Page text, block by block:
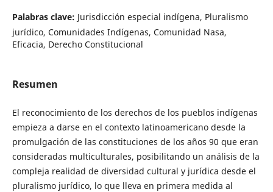
Palabras clave: Jurisdicción especial indígena, Pluralismo
jurídico, Comunidades Indígenas, Comunidad Nasa,
Eficacia, Derecho Constitucional
Resumen
El reconocimiento de los derechos de los pueblos indígenas
empieza a darse en el contexto latinoamericano desde la
promulgación de las constituciones de los años 90 que eran
consideradas multiculturales, posibilitando un análisis de la
compleja realidad de diversidad cultural y jurídica desde el
pluralismo jurídico, lo que lleva en primera medida al